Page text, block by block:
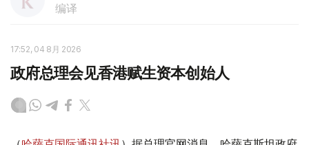
编译
17:52, 04 8月 2026
政府总理会见香港赋生资本创始人